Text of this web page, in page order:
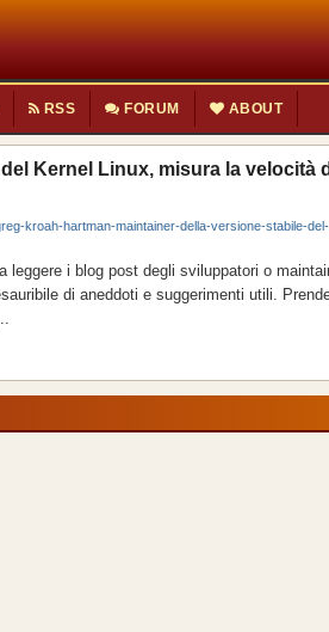
RSS FORUM ABOUT
Kernel Linux, misura la velocità
kroah-hartman-maintainer-della-versione-stabile-
i blog post degli sviluppatori o
di aneddoti e suggerimenti utili.